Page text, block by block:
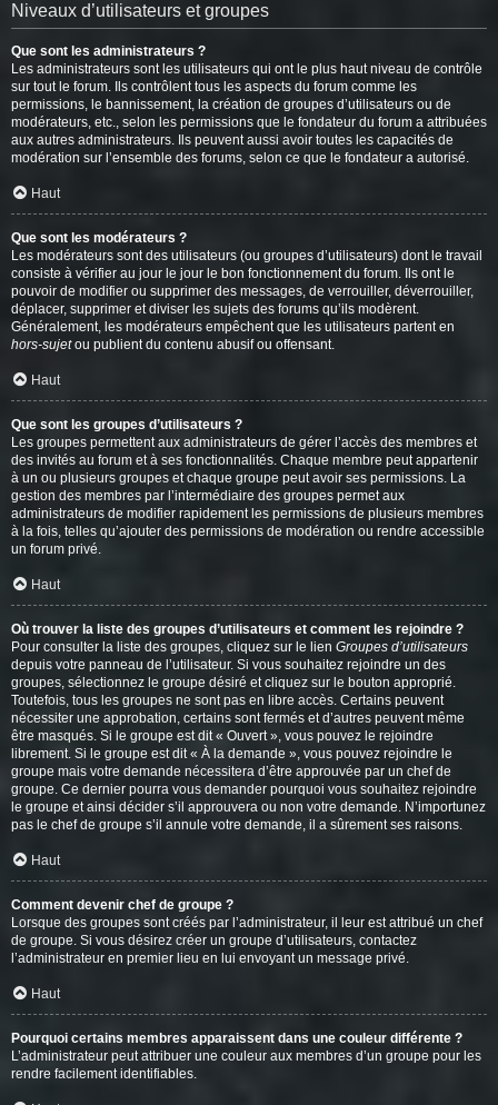
Niveaux d’utilisateurs et groupes
Que sont les administrateurs ?
Les administrateurs sont les utilisateurs qui ont le plus haut niveau de contrôle
sur tout le forum. Ils contrôlent tous les aspects du forum comme les
permissions, le bannissement, la création de groupes d’utilisateurs ou de
modérateurs, etc., selon les permissions que le fondateur du forum a attribuées
aux autres administrateurs. Ils peuvent aussi avoir toutes les capacités de
modération sur l’ensemble des forums, selon ce que le fondateur a autorisé.
Haut
Que sont les modérateurs ?
Les modérateurs sont des utilisateurs (ou groupes d’utilisateurs) dont le travail
consiste à vérifier au jour le jour le bon fonctionnement du forum. Ils ont le
pouvoir de modifier ou supprimer des messages, de verrouiller, déverrouiller,
déplacer, supprimer et diviser les sujets des forums qu’ils modèrent.
Généralement, les modérateurs empêchent que les utilisateurs partent en
hors-sujetou publient du contenu abusif ou offensant.
Haut
Que sont les groupes d’utilisateurs ?
Les groupes permettent aux administrateurs de gérer l’accès des membres et
des invités au forum et à ses fonctionnalités. Chaque membre peut appartenir
à un ou plusieurs groupes et chaque groupe peut avoir ses permissions. La
gestion des membres par l’intermédiaire des groupes permet aux
administrateurs de modifier rapidement les permissions de plusieurs membres
à la fois, telles qu’ajouter des permissions de modération ou rendre accessible
un forum privé.
Haut
Où trouver la liste des groupes d’utilisateurs et comment les rejoindre ?
Pour consulter la liste des groupes, cliquez sur le lien Groupes d’utilisateurs
depuis votre panneau de l’utilisateur. Si vous souhaitez rejoindre un des
groupes, sélectionnez le groupe désiré et cliquez sur le bouton approprié.
Toutefois, tous les groupes ne sont pas en libre accès. Certains peuvent
nécessiter une approbation, certains sont fermés et d’autres peuvent même
être masqués. Si le groupe est dit « Ouvert », vous pouvez le rejoindre
librement. Si le groupe est dit « À la demande », vous pouvez rejoindre le
groupe mais votre demande nécessitera d’être approuvée par un chef de
groupe. Ce dernier pourra vous demander pourquoi vous souhaitez rejoindre
le groupe et ainsi décider s’il approuvera ou non votre demande. N’importunez
pas le chef de groupe s’il annule votre demande, il a sûrement ses raisons.
Haut
Comment devenir chef de groupe ?
Lorsque des groupes sont créés par l’administrateur, il leur est attribué un chef
de groupe. Si vous désirez créer un groupe d’utilisateurs, contactez
l’administrateur en premier lieu en lui envoyant un message privé.
Haut
Pourquoi certains membres apparaissent dans une couleur différente ?
L’administrateur peut attribuer une couleur aux membres d’un groupe pour les
rendre facilement identifiables.